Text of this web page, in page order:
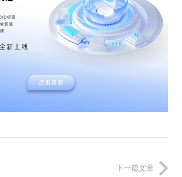
下一篇文章